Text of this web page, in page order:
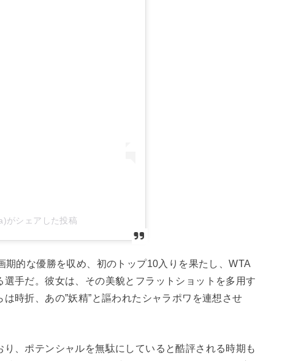
がシェアした投稿
的な優勝を収め、初のトップ10入りを果たし、WTA
手だ。彼女は、その美貌とフラットショットを多用す
時折、あの”妖精”と謳われたシャラポワを連想させ
、ポテンシャルを無駄にしていると酷評される時期も